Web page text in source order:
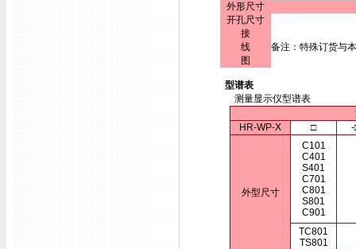
外形尺寸
开孔尺寸
接
线
图
备注：特殊订货与
型谱表
测量显示仪型谱表
HR-WP-X
□ -
外型尺寸
C101
C401
S401
C701
C801
S801
C901
TC801
TS801